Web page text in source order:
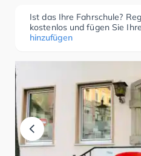
Ist das Ihre Fahrschule?
kostenlos und fügen Sie
hinzufügen